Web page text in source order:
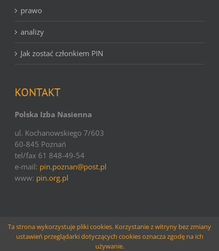
prawo
analizy
Jak zostać członkiem PIN
KONTAKT
Polska Izba Nasienna
ul. Kochanowskiego 7/603
60-845 Poznań
tel/fax 61 848-49-54
e-mail: pin.poznan@post.pl
www: pin.org.pl
© copyright PIN | 2016 | websolutionsLarido
Ta strona wykorzystuje pliki cookies. Korzystanie z witryny bez zmiany
ustawień przeglądarki dotyczących cookies oznacza zgodę na ich
używanie.